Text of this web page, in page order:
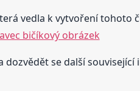
vedla k vytvoření tohoto
bičíkový obrázek
dozvědět se další související